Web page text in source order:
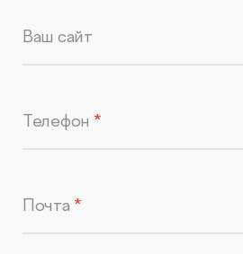
Ваш сайт
Телефон
Почта